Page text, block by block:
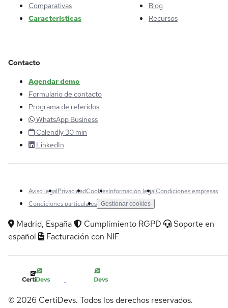
Comparativas
Características
Blog
Recursos
Contacto
Agendar demo
Formulario de contacto
Programa de referidos
WhatsApp Business
Calendly 30 min
LinkedIn
Aviso legalPrivacidadCookiesInformación legalCondiciones empresas
Condiciones particulares Gestionar cookies
Madrid, España Cumplimiento RGPD
Soporte en
español
Facturación con NIF
© 2026 CertiDevs. Todos los derechos reservados.